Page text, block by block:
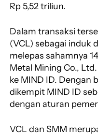
Rp 5,52 triliun.
Dalam transaksi
(VCL) sebagai induk
melepas sahamnya
Metal Mining Co.,
ke MIND ID. Dengan
dikempit MIND ID
dengan aturan
VCL dan SMM